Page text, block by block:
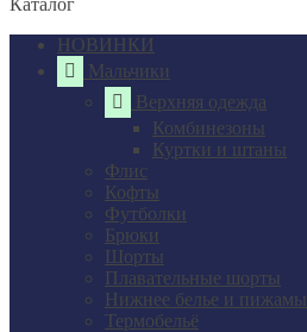
НОВИНКИ
Мальчики
Верхняя одежда
Комбинезоны
Куртки и штаны
Флис
Кофты
Футболки
Брюки
Шорты
Плавательные шорты
Нижнее белье и пижамы
Термобельё